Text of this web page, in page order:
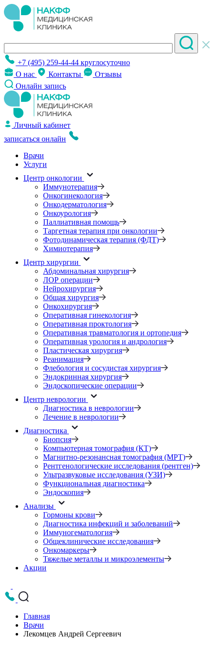
+7 (495) 259-44-44 круглосуточно
О нас
Контакты
Отзывы
Онлайн запись
Личный кабинет
записаться онлайн
Врачи
Услуги
Центр онкологии
Иммунотерапия
Онкогинекология
Онкодерматология
Онкоурология
Паллиативная помощь
Таргетная терапия при онкологии
Фотодинамическая терапия (ФДТ)
Химиотерапия
Центр хирургии
Абдоминальная хирургия
ЛОР операции
Нейрохирургия
Общая хирургия
Онкохирургия
Оперативная гинекология
Оперативная проктология
Оперативная травматология и ортопедия
Оперативная урология и андрология
Пластическая хирургия
Реанимация
Флебология и сосудистая хирургия
Эндокринная хирургия
Эндоскопические операции
Центр неврологии
Диагностика в неврологии
Лечение в неврологии
Диагностика
Биопсия
Компьютерная томография (КТ)
Магнитно-резонансная томография (МРТ)
Рентгенологические исследования (рентген)
Ультразвуковые исследования (УЗИ)
Функциональная диагностика
Эндоскопия
Анализы
Гормоны крови
Диагностика инфекций и заболеваний
Иммуногематология
Общеклинические исследования
Онкомаркеры
Тяжелые металлы и микроэлементы
Акции
Главная
Врачи
Лекомцев Андрей Сергеевич